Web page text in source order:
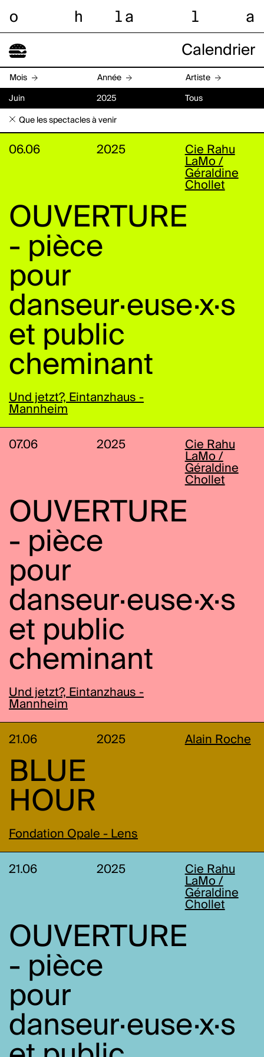
o h l a l a
Calendrier
Mois Année Artiste
Juin 2025 Tous
Que les spectacles à venir
06.06 2025
Cie Rahu
LaMo /
Géraldine
Chollet
OUVERTURE
- pièce
pour
danseur·euse·x·s
et public
cheminant
Und jetzt?, Eintanzhaus -
Mannheim
07.06 2025
Cie Rahu
LaMo /
Géraldine
Chollet
OUVERTURE
- pièce
pour
danseur·euse·x·s
et public
cheminant
Und jetzt?, Eintanzhaus -
Mannheim
21.06 2025 Alain Roche
BLUE
HOUR
Fondation Opale - Lens
21.06 2025
Cie Rahu
LaMo /
Géraldine
Chollet
OUVERTURE
- pièce
pour
danseur·euse·x·s